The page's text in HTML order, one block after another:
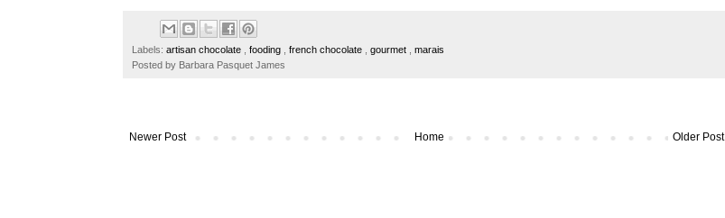
o
k
t
s
e
Labels: artisan chocolate , fooding , french chocolate , gourmet , marais
Posted by Barbara Pasquet James
Newer Post Older Post
Home